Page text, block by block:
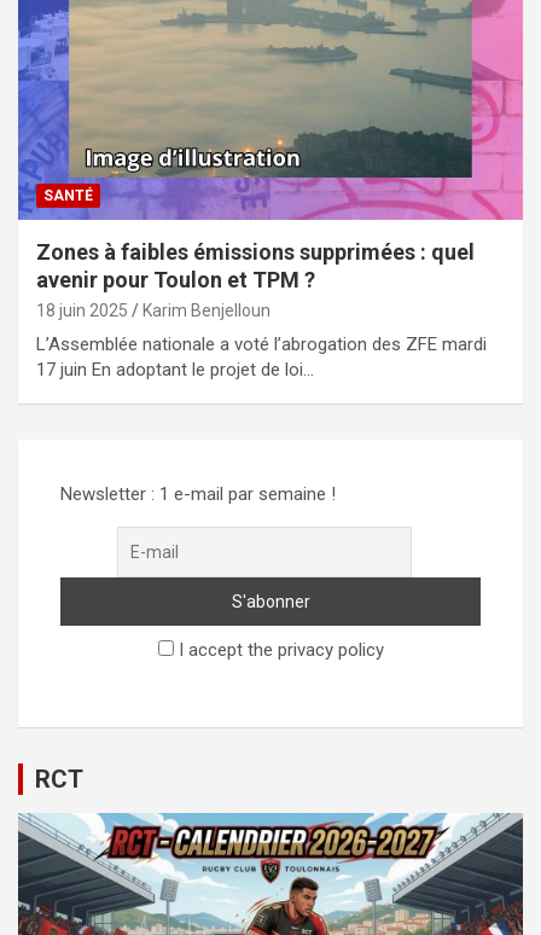
SANTÉ
Zones à faibles émissions supprimées : quel
avenir pour Toulon et TPM ?
18 juin 2025 Karim Benjelloun
L’Assemblée nationale a voté l’abrogation des ZFE mardi
17 juin En adoptant le projet de loi…
Newsletter : 1 e-mail par semaine !
I accept the privacy policy
RCT